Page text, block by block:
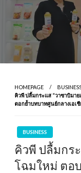
HOMEPAGE
คิวพี ปลื้มกระแส “วาซาบิมา
ตอกย้ำบทบาทศูนย์กลางเอเ
BUSINESS
คิวพี ปลื้มกร
โฉมใหม่ ตอ